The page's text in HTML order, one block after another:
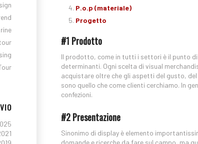
P.o.p (materiale)
Progetto
#1 Prodotto
Il prodotto, come in tutti i settori è il punto
determinanti. Ogni scelta di visual
acquistare oltre che gli aspetti del gusto,
sono quello che come clienti cerchiamo. In
confezioni.
#2 Presentazione
Sinonimo di display è elemento
domande e ricerche da fare sul campo, ma